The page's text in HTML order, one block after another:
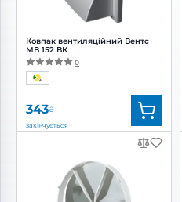
Ковпак вентиляційний Вентс
МВ 152 ВК
0
343₴
закінчується
Вентс
Артикул: 0687885229
Діаметр:
150 мм